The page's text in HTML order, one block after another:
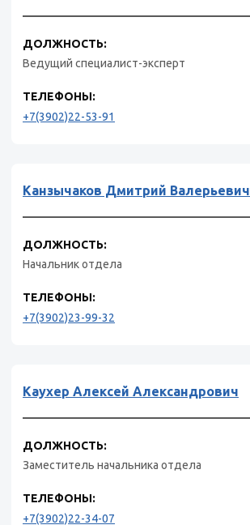
ДОЛЖНОСТЬ:
Ведущий специалист-эксперт
ТЕЛЕФОНЫ:
+7(3902)22-53-91
Канзычаков Дмитрий Валерьевич
ДОЛЖНОСТЬ:
Начальник отдела
ТЕЛЕФОНЫ:
+7(3902)23-99-32
Каухер Алексей Александрович
ДОЛЖНОСТЬ:
Заместитель начальника отдела
ТЕЛЕФОНЫ:
+7(3902)22-34-07